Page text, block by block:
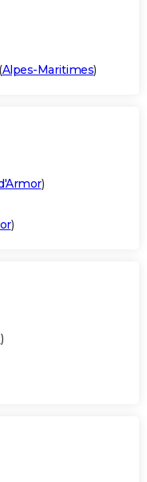
(Alpes-Maritimes)
)
)
)